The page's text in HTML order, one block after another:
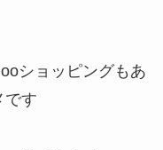
ショッピングもあ
です